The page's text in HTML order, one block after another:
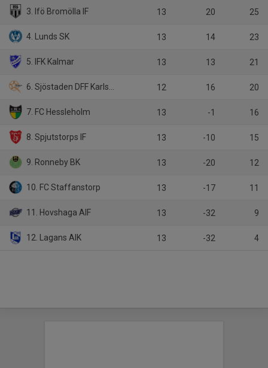
3. Ifö Bromölla IF 13 20 25
4. Lunds SK 13 14 23
5. IFK Kalmar 13 13 21
6. Sjöstaden DFF Karlskrona 12 16 20
7. FC Hessleholm 13 -1 16
8. Spjutstorps IF 13 -10 15
9. Ronneby BK 13 -20 12
10. FC Staffanstorp 13 -17 11
11. Hovshaga AIF 13 -32 9
12. Lagans AIK 13 -32 4